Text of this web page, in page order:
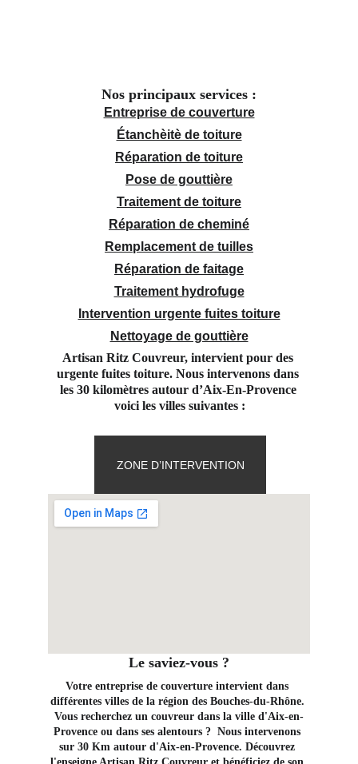
Nos principaux services :
Entreprise de couverture
Étanchèitè de toiture
Réparation de toiture
Pose de gouttière
Traitement de toiture
Réparation de cheminé
Remplacement de tuilles
Réparation de faitage
Traitement hydrofuge
Intervention urgente fuites toiture
Nettoyage de gouttière
Artisan Ritz Couvreur, intervient pour des
urgente fuites toiture. Nous intervenons dans
les 30 kilomètres autour d’Aix-En-Provence
voici les villes suivantes :
ZONE D’INTERVENTION
Le saviez-vous ?
Votre entreprise de couverture intervient dans
différentes villes de la région des Bouches-du-Rhône.
Vous recherchez un couvreur dans la ville d'Aix-en-
Provence ou dans ses alentours ?  Nous intervenons
sur 30 Km autour d'Aix-en-Provence. Découvrez